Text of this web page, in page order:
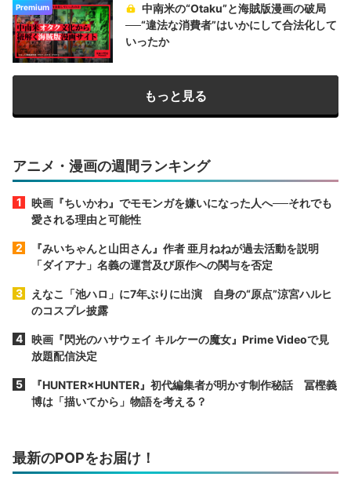
Premium
中南米の“Otaku”と海賊版漫画の破局
──“違法な消費者”はいかにして合法化して
いったか
もっと見る
アニメ・漫画の週間ランキング
映画『ちいかわ』でモモンガを嫌いになった人へ──それでも
愛される理由と可能性
『みいちゃんと山田さん』作者 亜月ねねが過去活動を説明
「ダイアナ」名義の運営及び原作への関与を否定
えなこ「池ハロ」に7年ぶりに出演 自身の“原点”涼宮ハルヒ
のコスプレ披露
映画『閃光のハサウェイ キルケーの魔女』Prime Videoで見
放題配信決定
『HUNTER×HUNTER』初代編集者が明かす制作秘話 冨樫義
博は「描いてから」物語を考える？
最新のPOPをお届け！